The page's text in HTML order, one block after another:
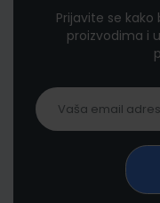
Prijavite se
proizvodima i